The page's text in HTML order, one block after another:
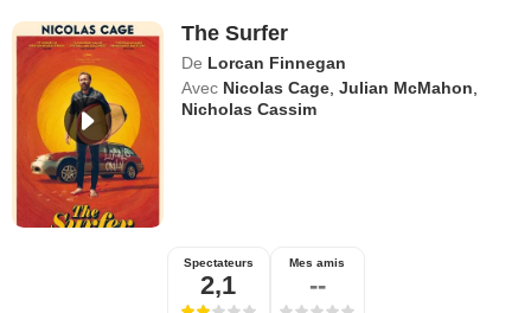
The Surfer
De Lorcan Finnegan
Avec Nicolas Cage ,Julian McMahon
Nicholas Cassim
Spectateurs
2,1
Mes amis
--